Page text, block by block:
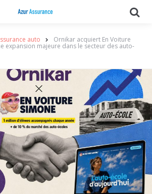
auto Ornikar acquiert En Voiture
expansion majeure dans le secteur des auto-